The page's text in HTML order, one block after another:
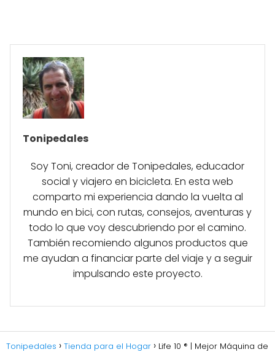
Tonipedales
Soy Toni, creador de Tonipedales, educador
social y viajero en bicicleta. En esta web
comparto mi experiencia dando la vuelta al
mundo en bici, con rutas, consejos, aventuras y
todo lo que voy descubriendo por el camino.
También recomiendo algunos productos que
me ayudan a financiar parte del viaje y a seguir
impulsando este proyecto.
Tonipedales Tienda para el Hogar
Life 10 ® | Mejor Máquina de